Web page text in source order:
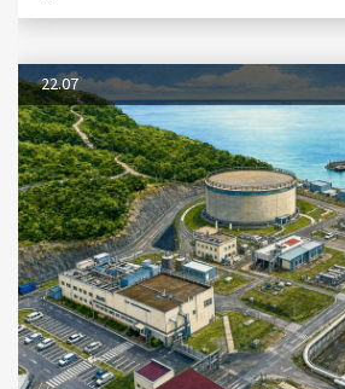
22.07